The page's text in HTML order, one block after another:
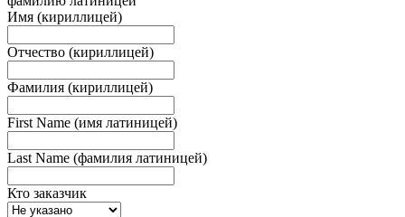
Имя (кириллицей)
Отчество (кириллицей)
Фамилия (кириллицей)
First Name (имя латиницей)
Last Name (фамилия латиницей)
Кто заказчик